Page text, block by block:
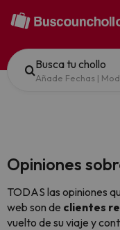
Busca tu chollo
Añade Fechas |
Opiniones
TODAS las opiniones
web son de clientes
vuelto de su viaje y